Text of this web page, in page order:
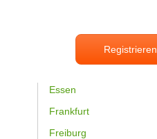
Registrieren
Essen
Frankfurt
Freiburg